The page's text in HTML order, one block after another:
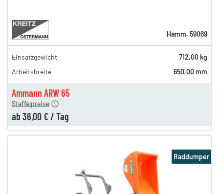
Ammann ARW 65
50,00 €
42,00 €
Staffelpreise
ab 36,00 € / Tag
Hamm, 59069
Einsatzgewicht
712,00 kg
Arbeitsbreite
650,00 mm
Raddumper